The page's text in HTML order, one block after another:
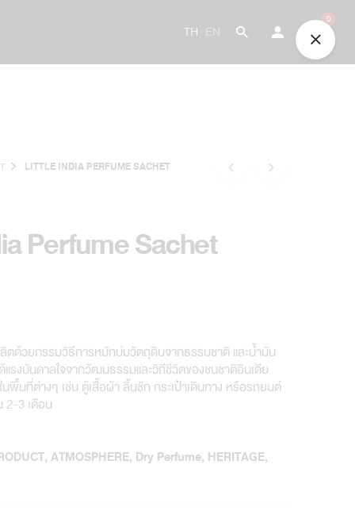
TH EN
0
LITTLE INDIA PERFUME SACHET
Perfume Sachet
ตด้วยกรรมวิธีการหมักบ่มวัตถุดิบจากธรรมชาติ และน้ำมัน
รงบันดาลใจจากวัฒนธรรมและวิถีชีวิตของชนชาติอินเดีย
นพื้นที่ต่างๆ เช่น ตู้เสื้อผ้า ลิ้นชัก กระเป๋าเดินทาง หรือรถยนต์
3 เดือน
,ATMOSPHERE, Dry Perfume, HERITAGE,